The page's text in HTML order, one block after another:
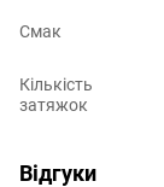
Смак
Кількість
затяжок
Відгуки